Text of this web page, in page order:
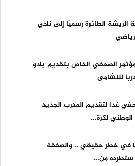
الريشة الطائرة رسميًا إلى نادي
الصحفي الخاص بتقديم بادو
للنشامى
غدا لتقديم المدرب الجديد
لكرة...
في خطر حقيقي .. والصفقة
ستطرده من...